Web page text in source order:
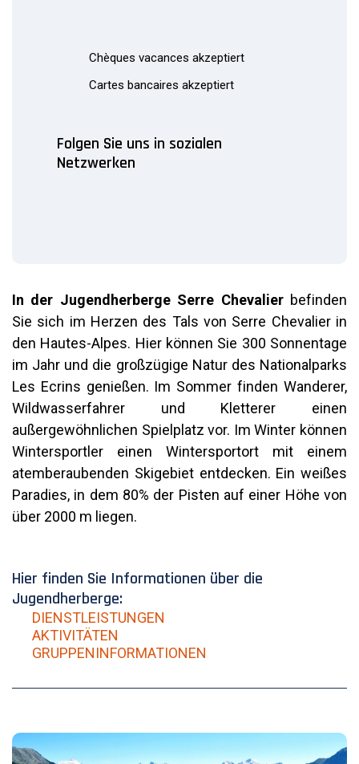
Chèques vacances akzeptiert
Cartes bancaires akzeptiert
Folgen Sie uns in sozialen
Netzwerken
In der Jugendherberge Serre Chevalierbefinden
Sie sich im Herzen des Tals von Serre Chevalier in
den Hautes-Alpes. Hier können Sie 300 Sonnentage
im Jahr und die großzügige Natur des Nationalparks
Les Ecrins genießen. Im Sommer finden Wanderer,
Wildwasserfahrer und Kletterer einen
außergewöhnlichen Spielplatz vor. Im Winter können
Wintersportler einen Wintersportort mit einem
atemberaubenden Skigebiet entdecken. Ein weißes
Paradies, in dem 80% der Pisten auf einer Höhe von
über 2000 m liegen.
Hier finden Sie Informationen über die
Jugendherberge:
DIENSTLEISTUNGEN
AKTIVITÄTEN
GRUPPENINFORMATIONEN